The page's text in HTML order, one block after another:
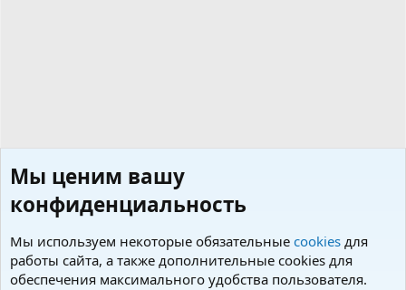
Мы ценим вашу
конфиденциальность
Мы используем некоторые обязательные cookies для
работы сайта, а также дополнительные cookies для
обеспечения максимального удобства пользователя.